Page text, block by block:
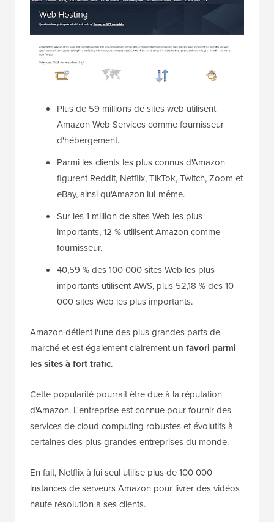
Plus de 59 millions de sites web utilisent
Amazon Web Services comme fournisseur
d'hébergement.
Parmi les clients les plus connus d'Amazon
figurent Reddit, Netflix, TikTok, Twitch, Zoom et
eBay, ainsi qu'Amazon lui-même.
Sur les 1 million de sites Web les plus
importants, 12 % utilisent Amazon comme
fournisseur.
40,59 % des 100 000 sites Web les plus
importants utilisent AWS, plus 52,18 % des 10
000 sites Web les plus importants.
Amazon détient l'une des plus grandes parts de
marché et est également clairementun favori parmi
les sites à fort trafic.
Cette popularité pourrait être due à la réputation
d'Amazon. L'entreprise est connue pour fournir des
services de cloud computing robustes et évolutifs à
certaines des plus grandes entreprises du monde.
En fait, Netflix à lui seul utilise plus de 100 000
instances de serveurs Amazon pour livrer des vidéos
haute résolution à ses clients.